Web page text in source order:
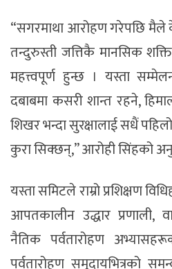
“सगरमाथा आरोहण गरेपछि
तन्दुरुस्ती जत्तिकै मानसिक
महत्त्वपूर्ण हुन्छ । यस्ता
दबाबमा कसरी शान्त रहने,
शिखर भन्दा सुरक्षालाई सधैं पहिलो
कुरा सिक्छन्,” आरोही सिंहको
यस्ता समिटले राम्रो प्रशिक्षण
आपतकालीन उद्धार प्रणाली,
नैतिक पर्वतारोहण